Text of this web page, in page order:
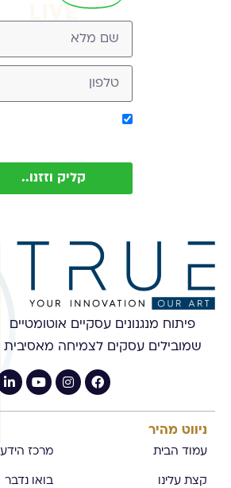
LIVE
קליק וזזנו..
פיתוח מנגנונים עסקיים אוטומטיים
שמובילים עסקים לצמיחה מאסיבית
ניווט מהיר
עמוד הבית
קצת עלינו
מרכז הידע
בואו נדבר